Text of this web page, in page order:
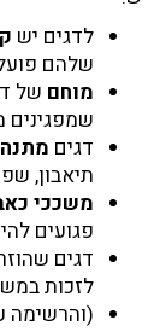
לדגים יש
שלהם
מוחם של
שמפגינים
דגים
תיאבון,
משככי
פגועים
דגים
לזכות
(והרשימה